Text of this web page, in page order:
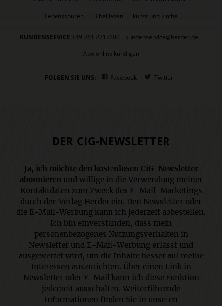
Lebensspuren
Bibel lesen kunst und kirche
KUNDENSERVICE +49 761 2717200
kundenservice@herder.de
Abo online kündigen
FOLGEN SIE UNS: Facebook Twitter
DER CIG-NEWSLETTER
Ja, ich möchte den kostenlosen CiG-Newsletter
abonnieren und willige in die Verwendung meiner
Kontaktdaten zum Zweck des E-Mail-Marketings
durch den Verlag Herder ein. Den Newsletter oder
die E-Mail-Werbung kann ich jederzeit abbestellen.
Ich bin einverstanden, dass mein
personenbezogenes Nutzungsverhalten in
Newsletter und E-Mail-Werbung erfasst und
ausgewertet wird, um die Inhalte besser auf meine
Interessen auszurichten. Über einen Link in
Newsletter oder E-Mail kann ich diese Funktion
jederzeit ausschalten. Weiterführende
Informationen finden Sie in unseren